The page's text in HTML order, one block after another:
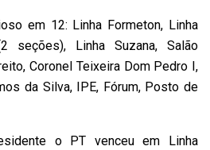
em 12: Linha Formeton, Linha
seções), Linha Suzana, Salão
Coronel Teixeira Dom Pedro I,
da Silva, IPE, Fórum, Posto de
o PT venceu em Linha